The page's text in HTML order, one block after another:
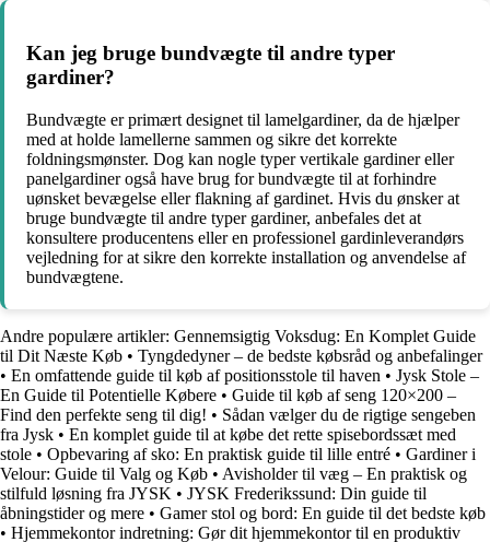
Kan jeg bruge bundvægte til andre typer
gardiner?
Bundvægte er primært designet til lamelgardiner, da de hjælper
med at holde lamellerne sammen og sikre det korrekte
foldningsmønster. Dog kan nogle typer vertikale gardiner eller
panelgardiner også have brug for bundvægte til at forhindre
uønsket bevægelse eller flakning af gardinet. Hvis du ønsker at
bruge bundvægte til andre typer gardiner, anbefales det at
konsultere producentens eller en professionel gardinleverandørs
vejledning for at sikre den korrekte installation og anvendelse af
bundvægtene.
Andre populære artikler: Gennemsigtig Voksdug: En Komplet Guide
til Dit Næste Køb • Tyngdedyner – de bedste købsråd og anbefalinger
• En omfattende guide til køb af positionsstole til haven • Jysk Stole –
En Guide til Potentielle Købere • Guide til køb af seng 120×200 –
Find den perfekte seng til dig! • Sådan vælger du de rigtige sengeben
fra Jysk • En komplet guide til at købe det rette spisebordssæt med
stole • Opbevaring af sko: En praktisk guide til lille entré • Gardiner i
Velour: Guide til Valg og Køb • Avisholder til væg – En praktisk og
stilfuld løsning fra JYSK • JYSK Frederikssund: Din guide til
åbningstider og mere • Gamer stol og bord: En guide til det bedste køb
• Hjemmekontor indretning: Gør dit hjemmekontor til en produktiv